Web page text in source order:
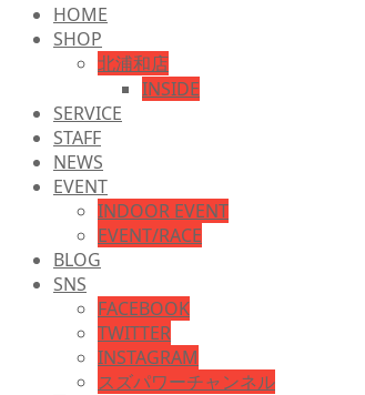
HOME
SHOP
北浦和店
INSIDE
SERVICE
STAFF
NEWS
EVENT
INDOOR EVENT
EVENT/RACE
BLOG
SNS
FACEBOOK
TWITTER
INSTAGRAM
スズパワーチャンネル